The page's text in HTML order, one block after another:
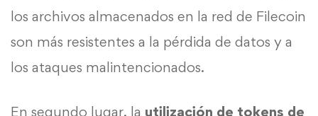
los archivos almacenados en la red de Filecoin
son más resistentes a la pérdida de datos y a
los ataques malintencionados.
En segundo lugar, la utilización de tokens de